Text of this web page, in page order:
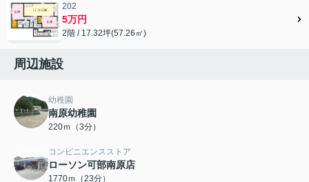
202
5万円
2階 / 17.32坪(57.26㎡)
周辺施設
幼稚園
南原幼稚園
220ｍ（3分）
コンビニエンスストア
ローソン可部南原店
1770ｍ（23分）